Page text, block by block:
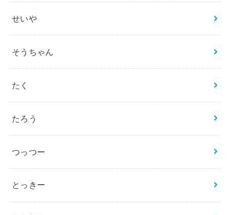
せいや
そうちゃん
たく
たろう
つっつー
とっきー